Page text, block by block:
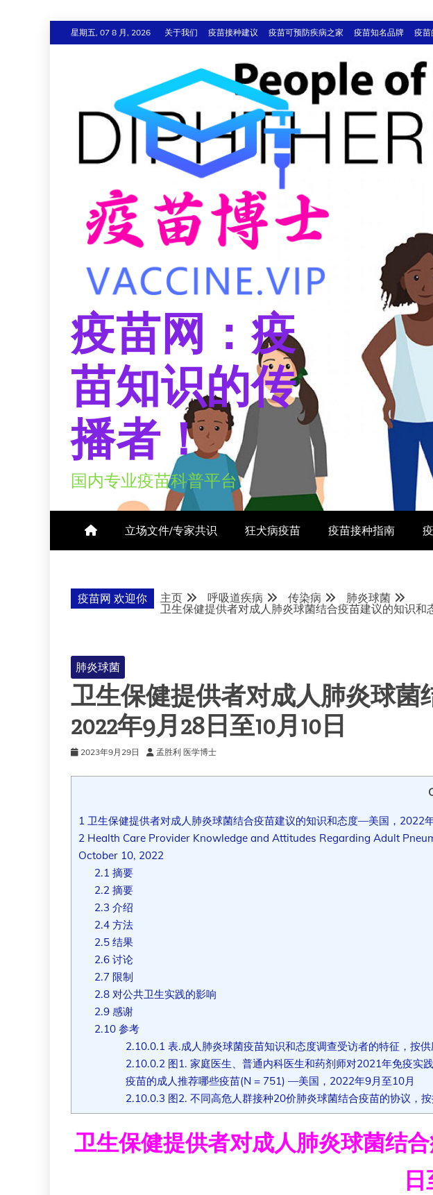
至
星期五, 07 8 月, 2026 关于我们 疫苗接种建议 疫苗可预防疾病之家 疫苗知名品牌 疫苗
疫苗网：疫
苗知识的传
播者！
国内专业疫苗科普平台
立场文件/专家共识 狂犬病疫苗 疫苗接种指南
疫苗网 欢迎你 主页 呼吸道疾病 传染病
肺炎球菌
卫生保健提供者对成人肺炎球菌结合疫苗建议的知识
肺炎球菌
卫生保健提供者对成人肺炎球
2022年9月28日至10月10日
2023年9月29日 孟胜利 医学博士
1 卫生保健提供者对成人肺炎球菌结合疫苗建议的知识和态度—美国，2022
2 Health Care Provider Knowledge and Attitudes Regarding Adult
October 10, 2022
2.1 摘要
2.2 摘要
2.3 介绍
2.4方法
2.5结果
2.6讨论
2.7限制
2.8对公共卫生实践的影响
2.9感谢
2.10参考
2.10.0.1 表.成人肺炎球菌疫苗知识和态度调查受访者的特征，
2.10.0.2 图1. 家庭医生、普通内科医生和药剂师对2021年免疫实
疫苗的成人推荐哪些疫苗(N = 751) —美国，2022年9月至10月
2.10.0.3 图2. 不同高危人群接种20价肺炎球菌结合疫苗的协议，
卫生保健提供者对成人肺炎球菌结
日